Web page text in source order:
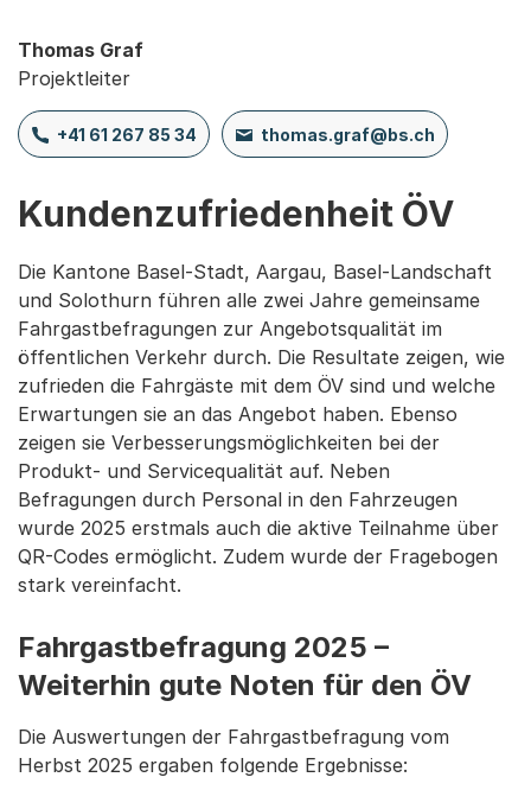
Thomas Graf
Projektleiter
+41 61 267 85 34 thomas.graf@bs.ch
Kundenzufriedenheit ÖV
Die Kantone Basel-Stadt, Aargau, Basel-Landschaft
und Solothurn führen alle zwei Jahre gemeinsame
Fahrgastbefragungen zur Angebotsqualität im
öffentlichen Verkehr durch. Die Resultate zeigen, wie
zufrieden die Fahrgäste mit dem ÖV sind und welche
Erwartungen sie an das Angebot haben. Ebenso
zeigen sie Verbesserungsmöglichkeiten bei der
Produkt- und Servicequalität auf. Neben
Befragungen durch Personal in den Fahrzeugen
wurde 2025 erstmals auch die aktive Teilnahme über
QR-Codes ermöglicht. Zudem wurde der Fragebogen
stark vereinfacht.
Fahrgastbefragung 2025 –
Weiterhin gute Noten für den ÖV
Die Auswertungen der Fahrgastbefragung vom
Herbst 2025 ergaben folgende Ergebnisse: